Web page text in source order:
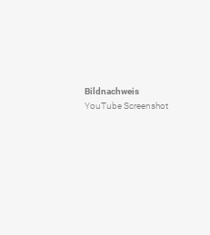
Bildnachweis
YouTube Screenshot